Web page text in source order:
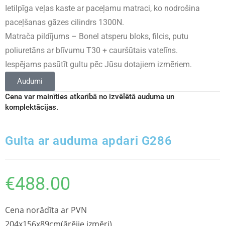
Ietilpīga veļas kaste ar paceļamu matraci, ko nodrošina
paceļšanas gāzes cilindrs 1300N.
Matrača pildījums – Bonel atsperu bloks, filcis, putu
poliuretāns ar blīvumu T30 + cauršūtais vatelīns.
Iespējams pasūtīt gultu pēc Jūsu dotajiem izmēriem.
Audumi
Cena var mainīties atkarībā no izvēlētā auduma un
komplektācijas.
Gulta ar auduma apdari G286
€488.00
Cena norādīta ar PVN